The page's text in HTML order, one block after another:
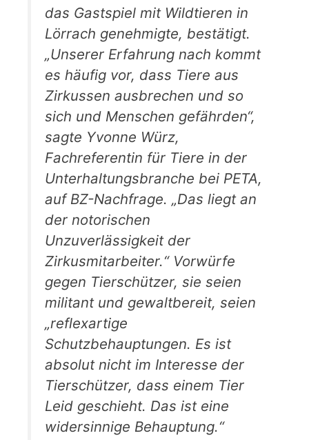
das Gastspiel mit Wildtieren in
Lörrach genehmigte, bestätigt.
„Unserer Erfahrung nach kommt
es häufig vor, dass Tiere aus
Zirkussen ausbrechen und so
sich und Menschen gefährden“,
sagte Yvonne Würz,
Fachreferentin für Tiere in der
Unterhaltungsbranche bei PETA,
auf BZ-Nachfrage. „Das liegt an
der notorischen
Unzuverlässigkeit der
Zirkusmitarbeiter.“ Vorwürfe
gegen Tierschützer, sie seien
militant und gewaltbereit, seien
„reflexartige
Schutzbehauptungen. Es ist
absolut nicht im Interesse der
Tierschützer, dass einem Tier
Leid geschieht. Das ist eine
widersinnige Behauptung.“